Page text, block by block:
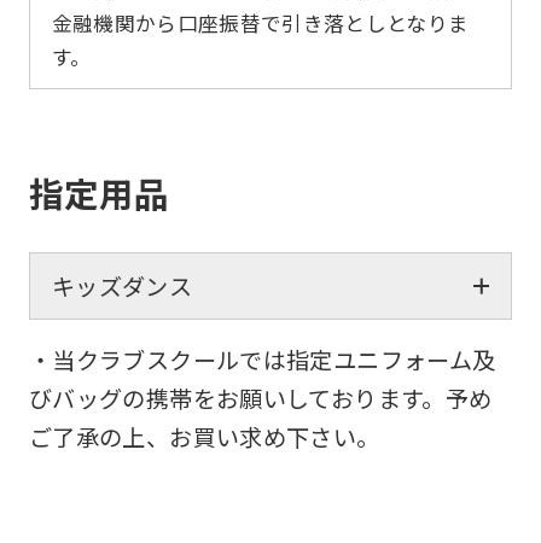
金融機関から口座振替で引き落としとなりま
す。
指定用品
キッズダンス
・当クラブスクールでは指定ユニフォーム及
びバッグの携帯をお願いしております。予め
ご了承の上、お買い求め下さい。